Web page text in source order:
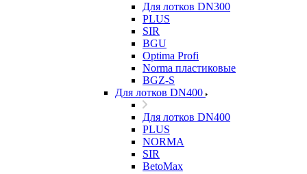
Для лотков DN300
PLUS
SIR
BGU
Optima Profi
Norma пластиковые
BGZ-S
Для лотков DN400
Для лотков DN400
PLUS
NORMA
SIR
BetoMax